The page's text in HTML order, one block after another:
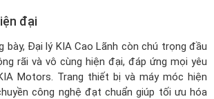
Motors. Trang thiết bị và máy móc hiện
công nghệ đạt chuẩn giúp tối ưu hóa
và công đoạn sửa chữa. Toàn bộ linh kiện,
hãng tại KIA Đồng Tháp đều đảm bảo có
Đội ngũ nhân viên kỹ thuật chuyên môn
bản nhằm đáp ứng mọi yêu cầu từ phía